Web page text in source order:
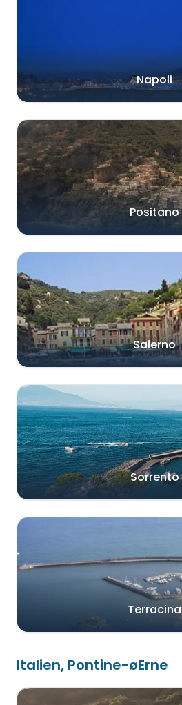
Napoli
Positano
Salerno
Sorrento
Terracina
Italien, Pontine-øErne